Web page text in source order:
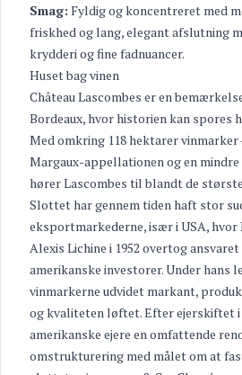
Smag: Fyldig og koncentreret med
friskhed og lang, elegant afslutning
krydderi og fine fadnuancer.
Huset bag vinen
Château Lascombes er en
Bordeaux, hvor historien kan spores
Med omkring 118 hektarer
Margaux-appellationen og en
hører Lascombes til blandt de
Slottet har gennem tiden haft stor
eksportmarkederne, især i USA, hvor
Alexis Lichine i 1952 overtog
amerikanske investorer. Under hans
vinmarkerne udvidet markant,
og kvaliteten løftet. Efter ejerskiftet i
amerikanske ejere en omfattende
omstrukturering med målet om at